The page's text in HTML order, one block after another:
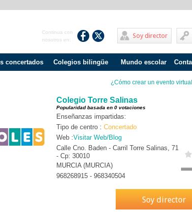
Soy director
Continua con
nosotros en:
concertados Colegios bilingüe Mundo escolar
Problemas de
Adolescentes
Internados
Acoso escolar
¿Cómo crear un evento
Colegio Torre Salinas
Popularidad basada en 0 votaciones
Enseñanzas impartidas:
Tipo de centro : Concertado
Web :Visitar Web/Blog
Calle Cno. Baden - Carril Torre Salinas, 71
- Cp: 30010
MURCIA (MURCIA)
968268915 - 968340504
Soy director